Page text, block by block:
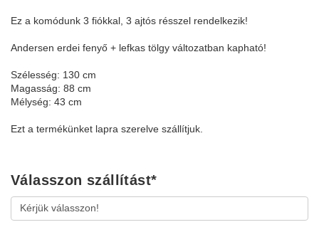
Ez a komódunk 3 fiókkal, 3 ajtós résszel rendelkezik!
Andersen erdei fenyő + lefkas tölgy változatban kapható!
Szélesség: 130 cm
Magasság: 88 cm
Mélység: 43 cm
Ezt a termékünket lapra szerelve szállítjuk.
Válasszon szállítást*